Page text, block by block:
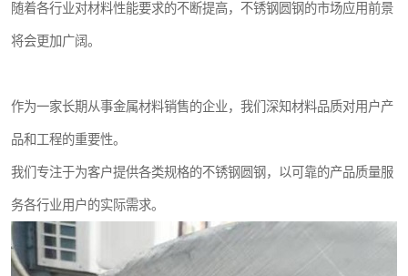
随着各行业对材料性能要求的不断提高，不锈钢圆钢的市场应用前景
将会更加广阔。
作为一家长期从事金属材料销售的企业，我们深知材料品质对用户产
品和工程的重要性。
我们专注于为客户提供各类规格的不锈钢圆钢，以可靠的产品质量服
务各行业用户的实际需求。